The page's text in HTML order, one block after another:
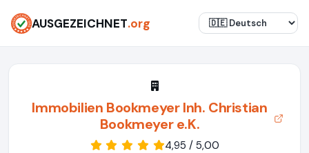
AUSGEZEICHNET.org
Immobilien Bookmeyer Inh. Christian
Bookmeyer e.K.
4,95 / 5,00